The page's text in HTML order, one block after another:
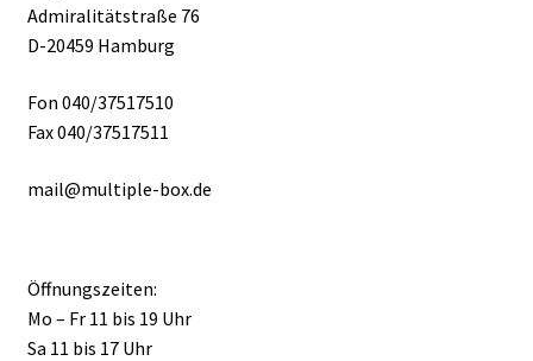
Admiralitätstraße 76
D-20459 Hamburg
Fon 040/37517510
Fax 040/37517511
mail@multiple-box.de
Öffnungszeiten:
Mo – Fr 11 bis 19 Uhr
Sa 11 bis 17 Uhr